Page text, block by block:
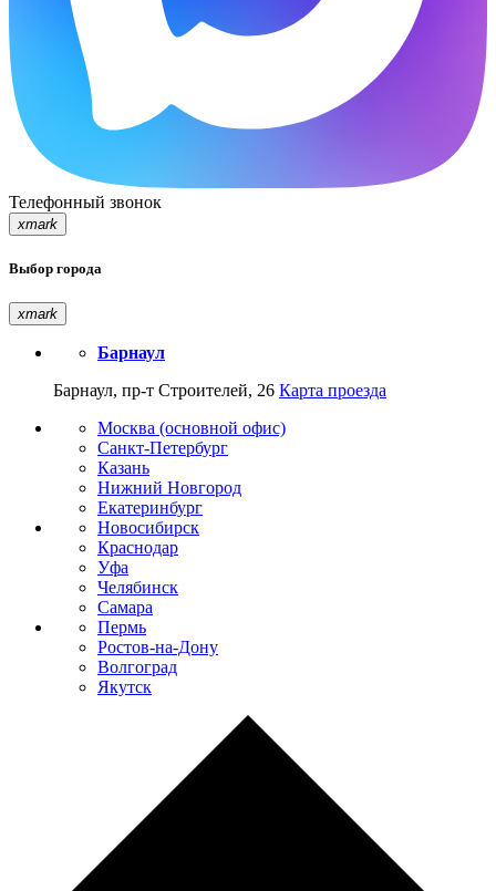
Телефонный звонок
xmark
Выбор города
xmark
Барнаул
Барнаул, пр-т Строителей, 26 Карта проезда
Москва (основной офис)
Санкт-Петербург
Казань
Нижний Новгород
Екатеринбург
Новосибирск
Краснодар
Уфа
Челябинск
Самара
Пермь
Ростов-на-Дону
Волгоград
Якутск